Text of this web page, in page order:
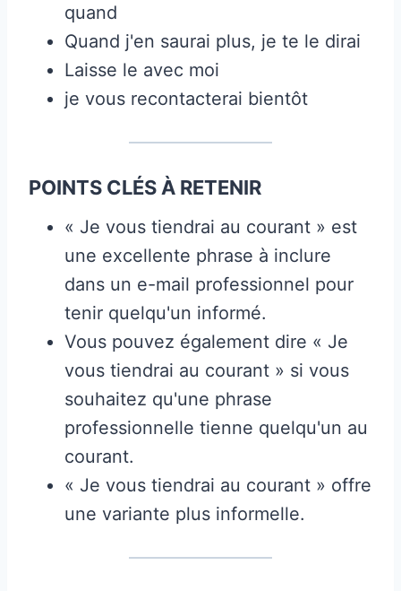
quand
Quand j'en saurai plus, je te le dirai
Laisse le avec moi
je vous recontacterai bientôt
POINTS CLÉS À RETENIR
« Je vous tiendrai au courant » est
une excellente phrase à inclure
dans un e-mail professionnel pour
tenir quelqu'un informé.
Vous pouvez également dire « Je
vous tiendrai au courant » si vous
souhaitez qu'une phrase
professionnelle tienne quelqu'un au
courant.
« Je vous tiendrai au courant » offre
une variante plus informelle.